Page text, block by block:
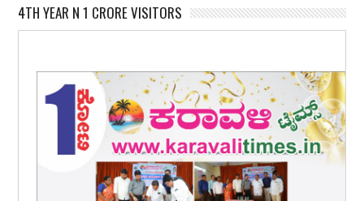
4TH YEAR N 1 CRORE VISITORS